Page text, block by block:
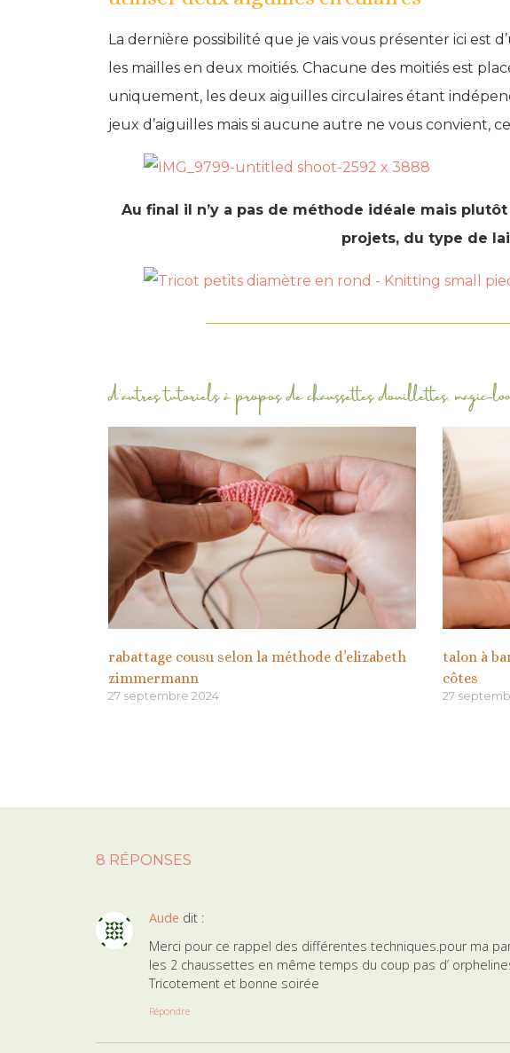
La dernière possibilité que je vais vous présenter ici est
les mailles en deux moitiés. Chacune des moitiés est
uniquement, les deux aiguilles circulaires étant
jeux d’aiguilles mais si aucune autre ne vous convient,
Au final il n’y a pas de méthode idéale mais
projets, du type de
d'autres tutoriels à propos dechaussettes douillettes,magic-
rabattage cousu selon la méthode d’elizabeth
zimmermann
27 septembre 2024
talon à
côtes
27
8 RÉPONSES
Aude dit :
Merci pour ce rappel des différentes techniques.pour ma
les 2 chaussettes en même temps du coup pas d’
Tricotement et bonne soirée
Répondre